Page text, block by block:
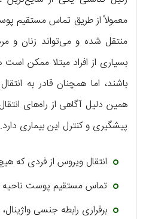
معمولاً از طریق تماس مستقیم
منتقل شده و می‌تواند زنان و
بسیاری از افراد مبتلا ممکن
باشند، اما همچنان قادر به
همین دلیل آگاهی از راه‌های
پیشگیری و کنترل این بیماری دارد.
انتقال ویروس از فردی که
تماس مستقیم پوست ناحیه
برقراری رابطه جنسی